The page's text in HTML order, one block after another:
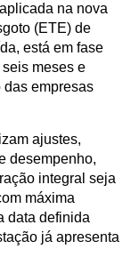
na nova
(ETE) de
está em fase
meses e
das empresas
ajustes,
desempenho,
integral seja
máxima
data definida
já apresenta